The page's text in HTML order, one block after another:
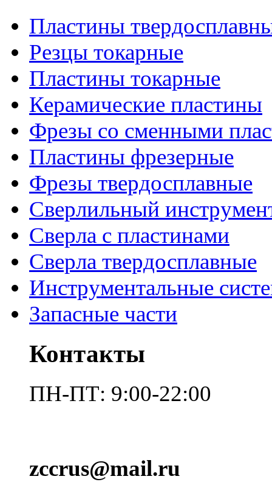
Пластины
Резцы токарные
Пластины токарные
Керамические пластины
Фрезы со сменными
Пластины фрезерные
Фрезы твердосплавные
Сверлильный
Сверла с пластинами
Сверла твердосплавные
Инструментальные
Запасные части
Контакты
ПН-ПТ: 9:00-22:00
zccrus@mail.ru